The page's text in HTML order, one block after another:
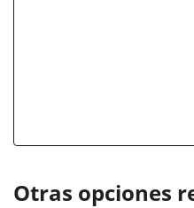
Otras opciones